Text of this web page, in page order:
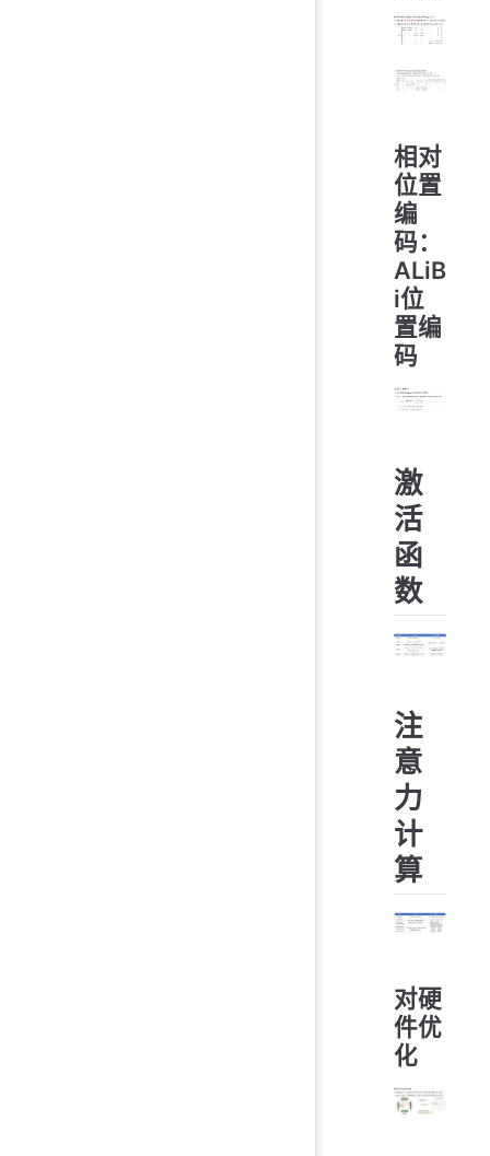
相对
位置
编
码：
ALiB
i位
置编
码
激
活
函
数
注
意
力
计
算
对硬
件优
化